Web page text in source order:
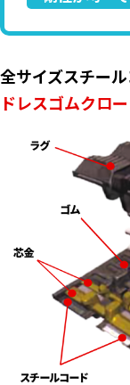
全サイズスチー
ドレスゴムクロ